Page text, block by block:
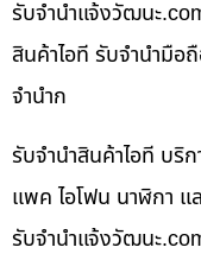
รับจํานําแจ้งวัฒนะ
สินค้าไอที รับจำนำมือ
จำนำก
รับจำนำสินค้าไอที บริ
แพค ไอโฟน นาฬิกา แ
รับจํานําแจ้งวัฒนะ